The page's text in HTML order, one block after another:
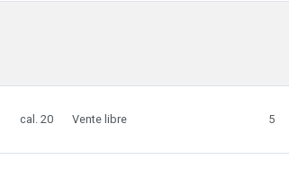
cal. 20 Vente libre 5